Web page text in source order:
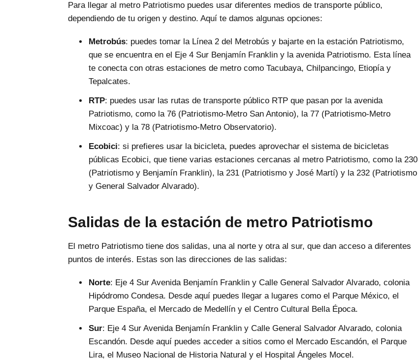
Para llegar al metro Patriotismo puedes usar diferentes medios de transporte público,
dependiendo de tu origen y destino. Aquí te damos algunas opciones:
Metrobús: puedes tomar la Línea 2 del Metrobús y bajarte en la estación Patriotismo,
que se encuentra en el Eje 4 Sur Benjamín Franklin y la avenida Patriotismo. Esta línea
te conecta con otras estaciones de metro como Tacubaya, Chilpancingo, Etiopía y
Tepalcates.
RTP: puedes usar las rutas de transporte público RTP que pasan por la avenida
Patriotismo, como la 76 (Patriotismo-Metro San Antonio), la 77 (Patriotismo-Metro
Mixcoac) y la 78 (Patriotismo-Metro Observatorio).
Ecobici: si prefieres usar la bicicleta, puedes aprovechar el sistema de bicicletas
públicas Ecobici, que tiene varias estaciones cercanas al metro Patriotismo, como la 230
(Patriotismo y Benjamín Franklin), la 231 (Patriotismo y José Martí) y la 232 (Patriotismo
y General Salvador Alvarado).
Salidas de la estación de metro Patriotismo
El metro Patriotismo tiene dos salidas, una al norte y otra al sur, que dan acceso a diferentes
puntos de interés. Estas son las direcciones de las salidas:
Norte: Eje 4 Sur Avenida Benjamín Franklin y Calle General Salvador Alvarado, colonia
Hipódromo Condesa. Desde aquí puedes llegar a lugares como el Parque México, el
Parque España, el Mercado de Medellín y el Centro Cultural Bella Época.
Sur: Eje 4 Sur Avenida Benjamín Franklin y Calle General Salvador Alvarado, colonia
Escandón. Desde aquí puedes acceder a sitios como el Mercado Escandón, el Parque
Lira, el Museo Nacional de Historia Natural y el Hospital Ángeles Mocel.